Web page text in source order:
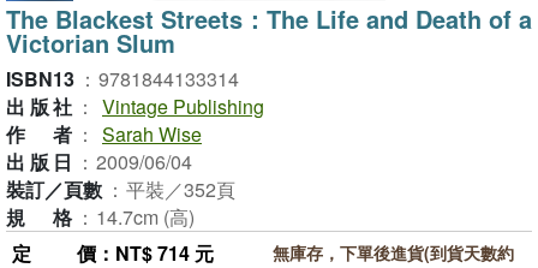
The Blackest Streets：The Life and Death of a
Victorian Slum
ISBN13 ： 9781844133314
出版社 ： Vintage Publishing
作者 ： Sarah Wise
出版日 ： 2009/06/04
裝訂／頁數 ： 平裝／352頁
規格 ： 14.7cm (高)
定價 ：NT$ 714 元
無庫存，下單後進貨(到貨天數約